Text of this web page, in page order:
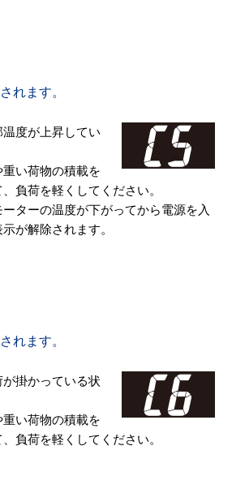
れます。
度が上昇してい
重い荷物の積載を
負荷を軽くしてください。
ターの温度が下がってから電源を入
が解除されます。
れます。
掛かっている状
重い荷物の積載を
負荷を軽くしてください。